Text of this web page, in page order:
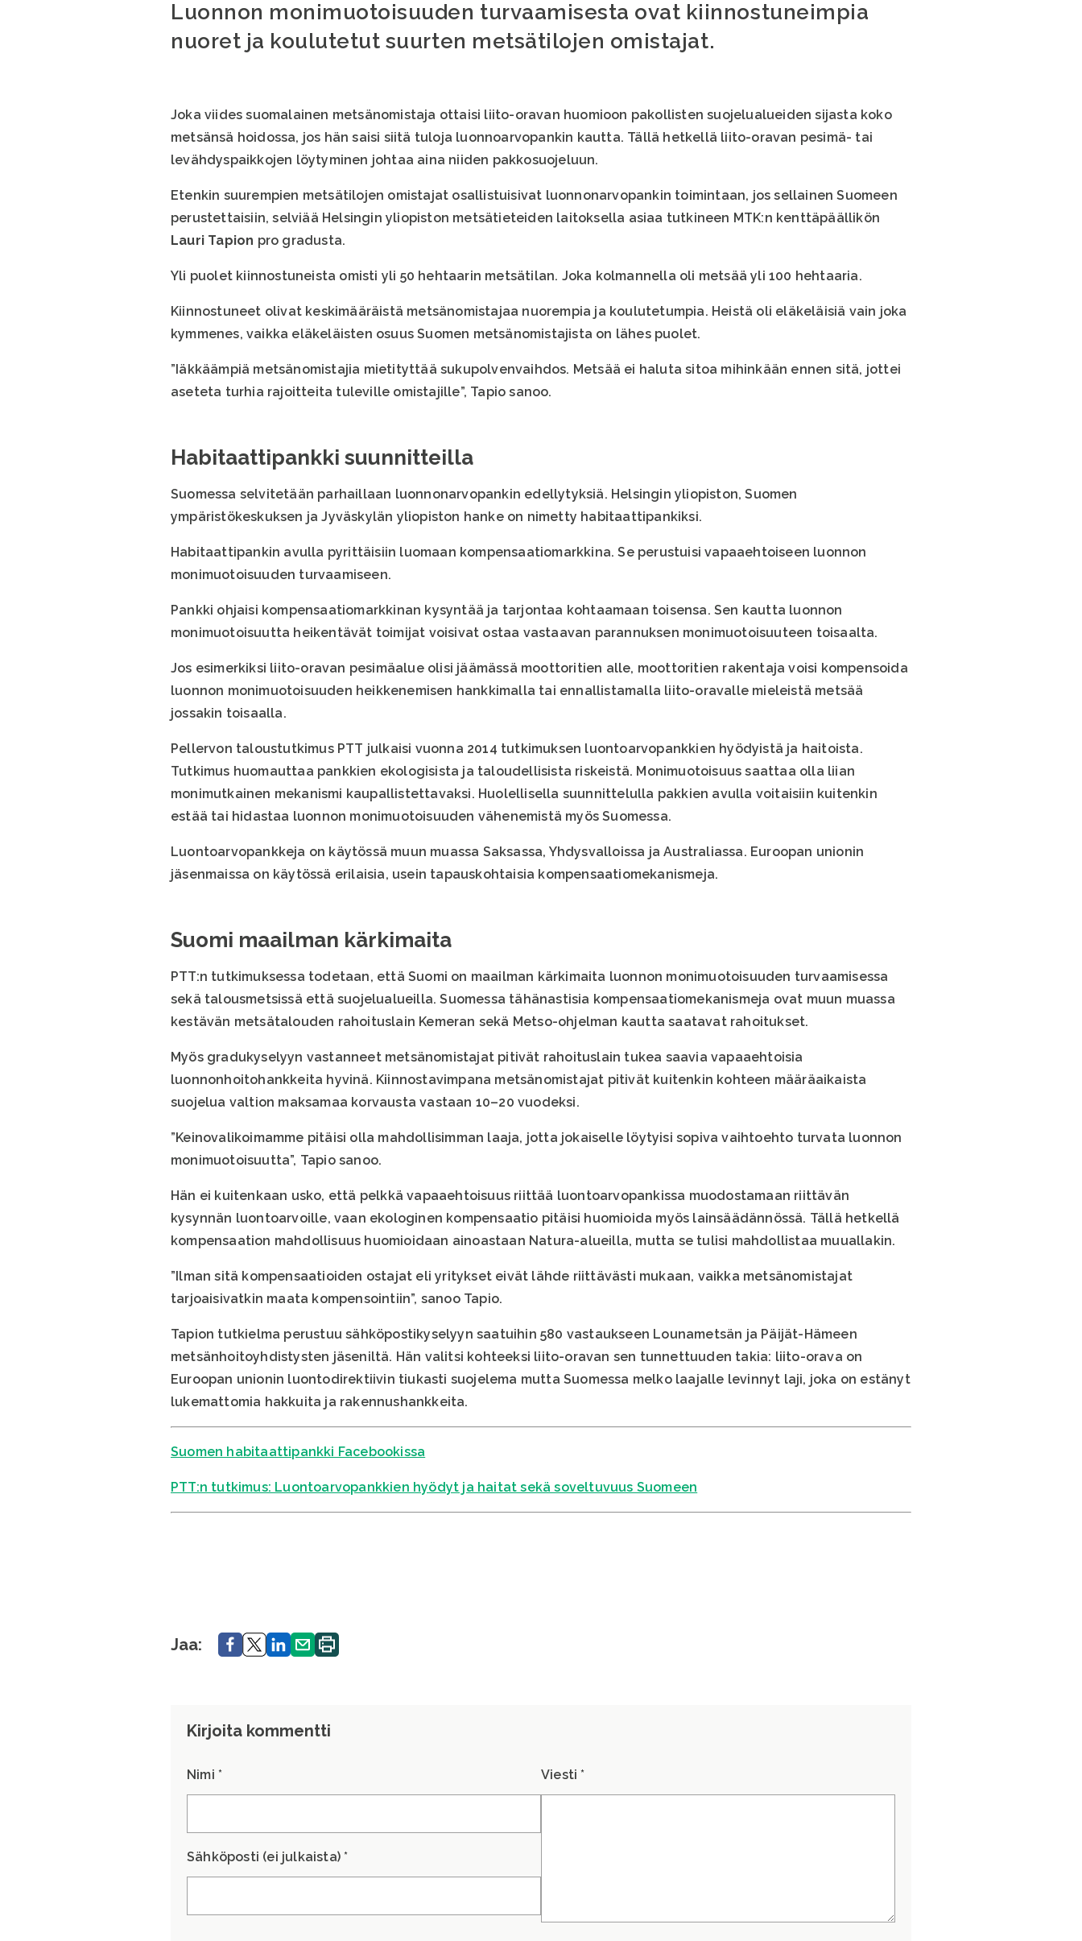
Luonnon monimuotoisuuden turvaamisesta ovat kiinnostuneimpia
nuoret ja koulutetut suurten metsätilojen omistajat.
Joka viides suomalainen metsänomistaja ottaisi liito-oravan huomioon pakollisten suojelualueiden sijasta koko
metsänsä hoidossa, jos hän saisi siitä tuloja luonnoarvopankin kautta. Tällä hetkellä liito-oravan pesimä- tai
levähdyspaikkojen löytyminen johtaa aina niiden pakkosuojeluun.
Etenkin suurempien metsätilojen omistajat osallistuisivat luonnonarvopankin toimintaan, jos sellainen Suomeen
perustettaisiin, selviää Helsingin yliopiston metsätieteiden laitoksella asiaa tutkineen MTK:n kenttäpäällikön
Lauri Tapion pro gradusta.
Yli puolet kiinnostuneista omisti yli 50 hehtaarin metsätilan. Joka kolmannella oli metsää yli 100 hehtaaria.
Kiinnostuneet olivat keskimääräistä metsänomistajaa nuorempia ja koulutetumpia. Heistä oli eläkeläisiä vain joka
kymmenes, vaikka eläkeläisten osuus Suomen metsänomistajista on lähes puolet.
”Iäkkäämpiä metsänomistajia mietityttää sukupolvenvaihdos. Metsää ei haluta sitoa mihinkään ennen sitä, jottei
aseteta turhia rajoitteita tuleville omistajille”, Tapio sanoo.
Habitaattipankki suunnitteilla
Suomessa selvitetään parhaillaan luonnonarvopankin edellytyksiä. Helsingin yliopiston, Suomen
ympäristökeskuksen ja Jyväskylän yliopiston hanke on nimetty habitaattipankiksi.
Habitaattipankin avulla pyrittäisiin luomaan kompensaatiomarkkina. Se perustuisi vapaaehtoiseen luonnon
monimuotoisuuden turvaamiseen.
Pankki ohjaisi kompensaatiomarkkinan kysyntää ja tarjontaa kohtaamaan toisensa. Sen kautta luonnon
monimuotoisuutta heikentävät toimijat voisivat ostaa vastaavan parannuksen monimuotoisuuteen toisaalta.
Jos esimerkiksi liito-oravan pesimäalue olisi jäämässä moottoritien alle, moottoritien rakentaja voisi kompensoida
luonnon monimuotoisuuden heikkenemisen hankkimalla tai ennallistamalla liito-oravalle mieleistä metsää
jossakin toisaalla.
Pellervon taloustutkimus PTT julkaisi vuonna 2014 tutkimuksen luontoarvopankkien hyödyistä ja haitoista.
Tutkimus huomauttaa pankkien ekologisista ja taloudellisista riskeistä. Monimuotoisuus saattaa olla liian
monimutkainen mekanismi kaupallistettavaksi. Huolellisella suunnittelulla pakkien avulla voitaisiin kuitenkin
estää tai hidastaa luonnon monimuotoisuuden vähenemistä myös Suomessa.
Luontoarvopankkeja on käytössä muun muassa Saksassa, Yhdysvalloissa ja Australiassa. Euroopan unionin
jäsenmaissa on käytössä erilaisia, usein tapauskohtaisia kompensaatiomekanismeja.
Suomi maailman kärkimaita
PTT:n tutkimuksessa todetaan, että Suomi on maailman kärkimaita luonnon monimuotoisuuden turvaamisessa
sekä talousmetsissä että suojelualueilla. Suomessa tähänastisia kompensaatiomekanismeja ovat muun muassa
kestävän metsätalouden rahoituslain Kemeran sekä Metso-ohjelman kautta saatavat rahoitukset.
Myös gradukyselyyn vastanneet metsänomistajat pitivät rahoituslain tukea saavia vapaaehtoisia
luonnonhoitohankkeita hyvinä. Kiinnostavimpana metsänomistajat pitivät kuitenkin kohteen määräaikaista
suojelua valtion maksamaa korvausta vastaan 10–20 vuodeksi.
”Keinovalikoimamme pitäisi olla mahdollisimman laaja, jotta jokaiselle löytyisi sopiva vaihtoehto turvata luonnon
monimuotoisuutta”, Tapio sanoo.
Hän ei kuitenkaan usko, että pelkkä vapaaehtoisuus riittää luontoarvopankissa muodostamaan riittävän
kysynnän luontoarvoille, vaan ekologinen kompensaatio pitäisi huomioida myös lainsäädännössä. Tällä hetkellä
kompensaation mahdollisuus huomioidaan ainoastaan Natura-alueilla, mutta se tulisi mahdollistaa muuallakin.
”Ilman sitä kompensaatioiden ostajat eli yritykset eivät lähde riittävästi mukaan, vaikka metsänomistajat
tarjoaisivatkin maata kompensointiin”, sanoo Tapio.
Tapion tutkielma perustuu sähköpostikyselyyn saatuihin 580 vastaukseen Lounametsän ja Päijät-Hämeen
metsänhoitoyhdistysten jäseniltä. Hän valitsi kohteeksi liito-oravan sen tunnettuuden takia: liito-orava on
Euroopan unionin luontodirektiivin tiukasti suojelema mutta Suomessa melko laajalle levinnyt laji, joka on estänyt
lukemattomia hakkuita ja rakennushankkeita.
Suomen habitaattipankki Facebookissa
PTT:n tutkimus: Luontoarvopankkien hyödyt ja haitat sekä soveltuvuus Suomeen
Jaa: Jaa. Jaa.Jaa. Jaa. Tulosta
sivu.
Kirjoita kommentti
Nimi *
Sähköposti (ei julkaista) *
Viesti *